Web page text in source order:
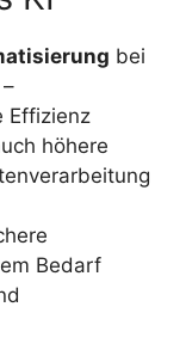
bei
Effizienz
höhere
Bedarf